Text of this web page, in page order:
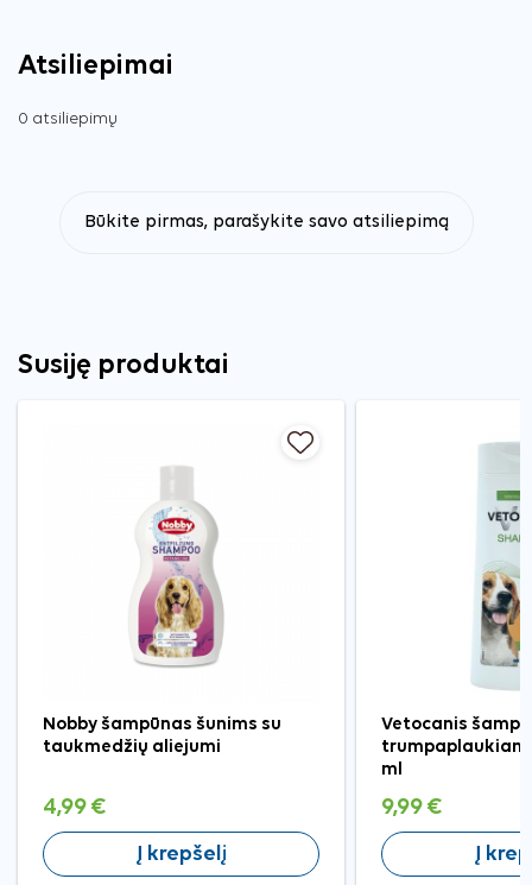
Atsiliepimai
0 atsiliepimų
Būkite pirmas, parašykite savo atsiliepimą
Susiję produktai
Nobby šampūnas šunims su
taukmedžių aliejumi
4,99 €
Į krepšelį
Vetocanis
ml
9,99 €
Į